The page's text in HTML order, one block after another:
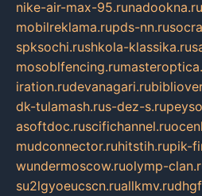
nike-air-max-95.runadookna.ru
mobilreklama.rupds-nn.ru
spksochi.rushkola-klassika.ru
mosoblfencing.ru
iration.rudevanagari.ru
dk-tulamash.rus-dez-s.ru
asoftdoc.ruscifichannel.ru
mudconnector.ruhitstih.rupik-
wundermoscow.ruolymp-
su2lgyoeucscn.ruallkmv.ru